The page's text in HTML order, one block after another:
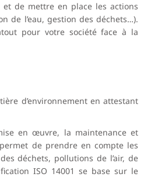
et de mettre en place les actions
de l’eau, gestion des déchets…).
pour votre société face à la
d’environnement en attestant
en œuvre, la maintenance et
de prendre en compte les
déchets, pollutions de l’air, de
ISO 14001 se base sur le